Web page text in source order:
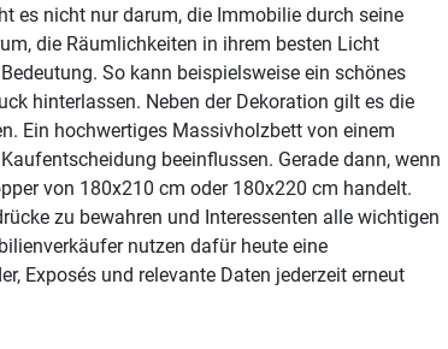
es nicht nur darum, die Immobilie durch seine
die Räumlichkeiten in ihrem besten Licht
So kann beispielsweise ein schönes
hinterlassen. Neben der Dekoration gilt es die
Ein hochwertiges Massivholzbett von einem
beeinflussen. Gerade dann, wenn
von 180x210 cm oder 180x220 cm handelt.
zu bewahren und Interessenten alle wichtigen
nutzen dafür heute eine
Exposés und relevante Daten jederzeit erneut